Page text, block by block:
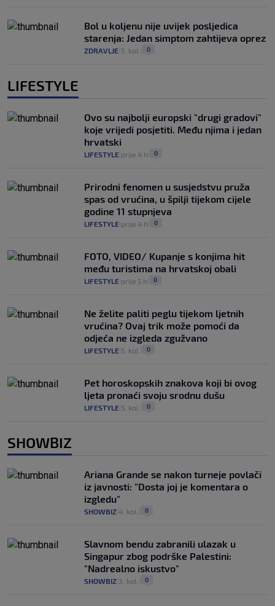
Bol u koljenu nije uvijek posljedica
starenja: Jedan simptom zahtijeva oprez
ZDRAVLJE 3. kol. 0
LIFESTYLE
Ovo su najbolji europski "drugi gradovi"
koje vrijedi posjetiti. Među njima i jedan
hrvatski
LIFESTYLE prije 4 h 0
Prirodni fenomen u susjedstvu pruža
spas od vrućina, u špilji tijekom cijele
godine 11 stupnjeva
LIFESTYLE prije 4 h 0
FOTO, VIDEO/ Kupanje s konjima hit
među turistima na hrvatskoj obali
LIFESTYLE prije 5 h 0
Ne želite paliti peglu tijekom ljetnih
vrućina? Ovaj trik može pomoći da
odjeća ne izgleda zgužvano
LIFESTYLE 5. kol. 0
Pet horoskopskih znakova koji bi ovog
ljeta pronaći svoju srodnu dušu
LIFESTYLE 5. kol. 0
SHOWBIZ
Ariana Grande se nakon turneje povlači
iz javnosti: "Dosta joj je komentara o
izgledu"
SHOWBIZ 4. kol. 0
Slavnom bendu zabranili ulazak u
Singapur zbog podrške Palestini:
"Nadrealno iskustvo"
SHOWBIZ 3. kol. 0